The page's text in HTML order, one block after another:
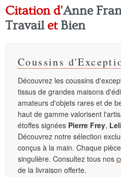
Citation d'Anne
Travailet Bien
Coussins
Découvrez les coussins
tissus de grandes maisons
amateurs d'objets rares et de
haut de gamme valorisent
étoffes signées Pierre Frey,
Découvrez notre sélection
conçus à la main. Chaque
singulière. Consultez tous nos
de la livraison offerte.